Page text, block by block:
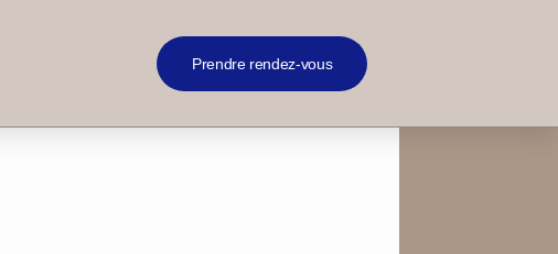
Prendre rendez-vous